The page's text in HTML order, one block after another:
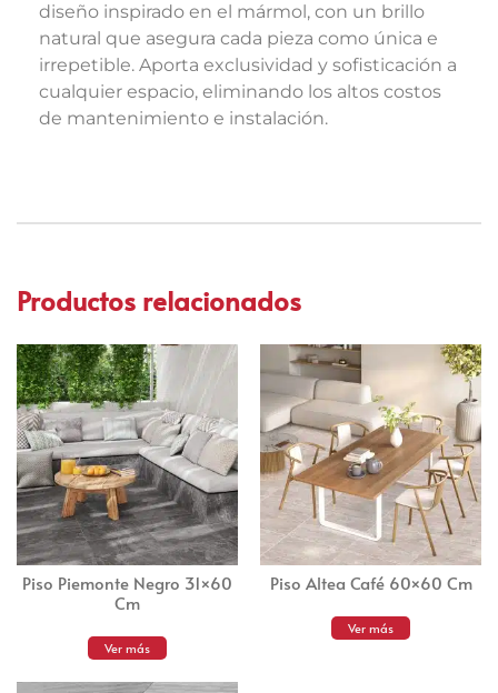
diseño inspirado en el mármol, con un brillo
natural que asegura cada pieza como única e
irrepetible. Aporta exclusividad y sofisticación a
cualquier espacio, eliminando los altos costos
de mantenimiento e instalación.
Productos relacionados
Piso Piemonte Negro 31×60
Cm
Ver más
Piso Altea Café 60×60 Cm
Ver más